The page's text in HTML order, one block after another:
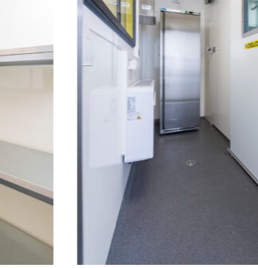
HOME DIENSTEN